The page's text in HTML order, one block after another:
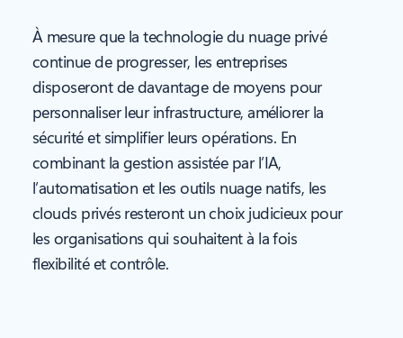
À mesure que la technologie du nuage privé
continue de progresser, les entreprises
disposeront de davantage de moyens pour
personnaliser leur infrastructure, améliorer la
sécurité et simplifier leurs opérations. En
combinant la gestion assistée par l’IA,
l’automatisation et les outils nuage natifs, les
clouds privés resteront un choix judicieux pour
les organisations qui souhaitent à la fois
flexibilité et contrôle.